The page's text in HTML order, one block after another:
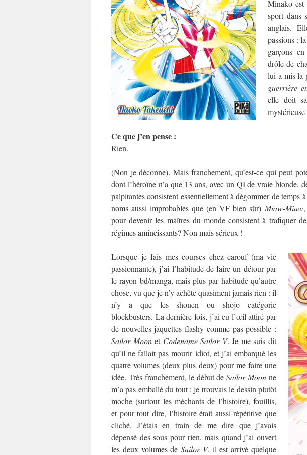
Minako est
sport dans
anglais.
passions :
garçons
drôle de
lui a mis la
guerrière
elle doit
mystérieuse
Ce que j’en pense :
Rien.
(Non je déconne). Mais franchement, qu’est-ce qui peut
dont l’héroïne n’a que 13 ans, avec un QI de vraie blonde,
palpitantes consistent essentiellement à dégommer de temps
noms aussi improbables que (en VF bien sûr) Miaw-Miaw,
pour devenir les maîtres du monde consistent à trafiquer
régimes amincissants? Non mais sérieux !
Lorsque je fais mes courses chez carouf (ma vie
passionnante), j’ai l’habitude de faire un détour par
le rayon bd/manga, mais plus par habitude qu’autre
chose, vu que je n’y achète quasiment jamais rien : il
n’y a que les shonen ou shojo catégorie
blockbusters. La dernière fois, j’ai eu l’œil attiré par
de nouvelles jaquettes flashy comme pas possible :
Sailor Moonet Codename Sailor V. Je me suis dit
qu’il ne fallait pas mourir idiot, et j’ai embarqué les
quatre volumes (deux plus deux) pour me faire une
idée. Très franchement, le début deSailor Moon ne
m’a pas emballé du tout : je trouvais le dessin plutôt
moche (surtout les méchants de l’histoire), fouillis,
et pour tout dire, l’histoire était aussi répétitive que
cliché. J’étais en train de me dire que j’avais
dépensé des sous pour rien, mais quand j’ai ouvert
les deux volumes deSailor V, il est arrivé quelque